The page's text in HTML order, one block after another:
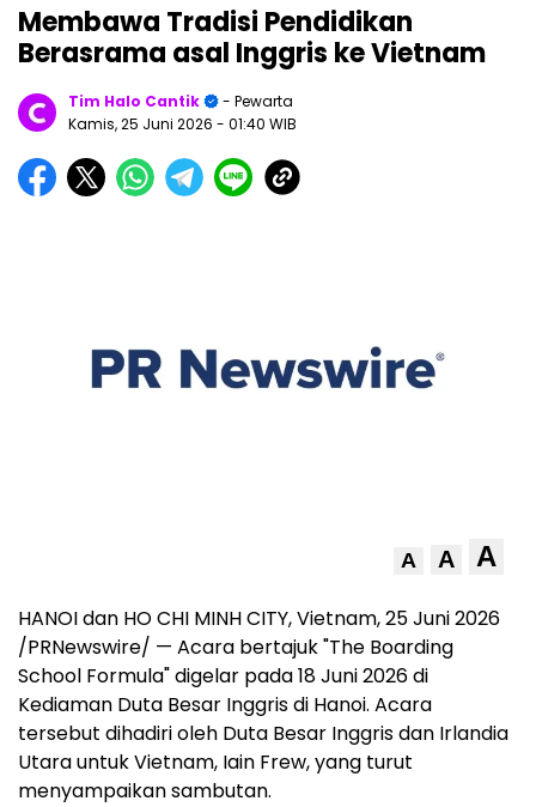
Membawa Tradisi Pendidikan
Berasrama asal Inggris ke Vietnam
Tim Halo Cantik
- Pewarta
Kamis, 25 Juni 2026 - 01:40 WIB
A A A
HANOI dan HO CHI MINH CITY, Vietnam,25 Juni 2026
/PRNewswire/ — Acara bertajuk "The Boarding
School Formula" digelar pada 18 Juni 2026 di
Kediaman Duta Besar Inggris di Hanoi. Acara
tersebut dihadiri oleh Duta Besar Inggris dan Irlandia
Utara untuk Vietnam, Iain Frew, yang turut
menyampaikan sambutan.